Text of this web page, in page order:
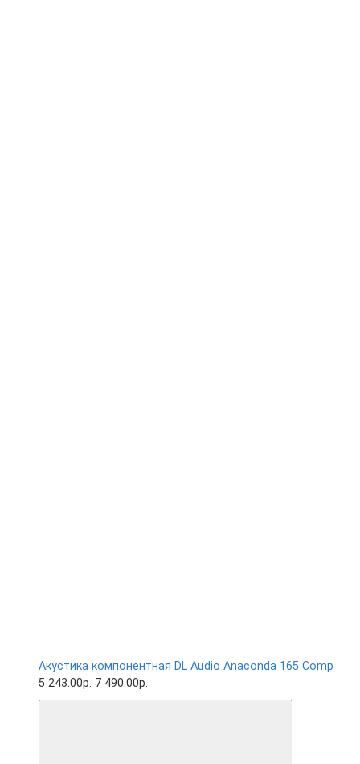
Акустика компонентная DL Audio Anaconda 165 Comp
5 243.00р. 7 490.00р.